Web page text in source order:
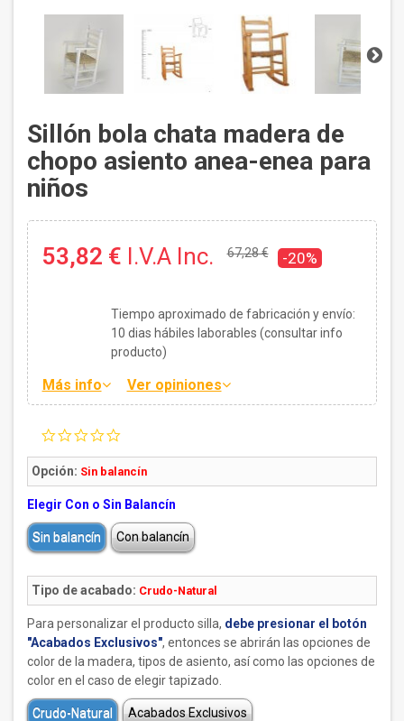
Sillón bola chata madera de
chopo asiento anea-enea para
niños
53,82 € I.V.A Inc. 67,28 € -20%
Tiempo aproximado de fabricación y envío:
10 dias hábiles laborables (consultar info
producto)
Más info Ver opiniones
rating
Opción: Sin balancín
Elegir Con o Sin Balancín
Sin balancín Con balancín
Tipo de acabado: Crudo-Natural
Para personalizar el producto silla, debe presionar el botón
"Acabados Exclusivos", entonces se abrirán las opciones de
color de la madera, tipos de asiento, así como las opciones de
color en el caso de elegir tapizado.
Crudo-Natural
Acabados Exclusivos